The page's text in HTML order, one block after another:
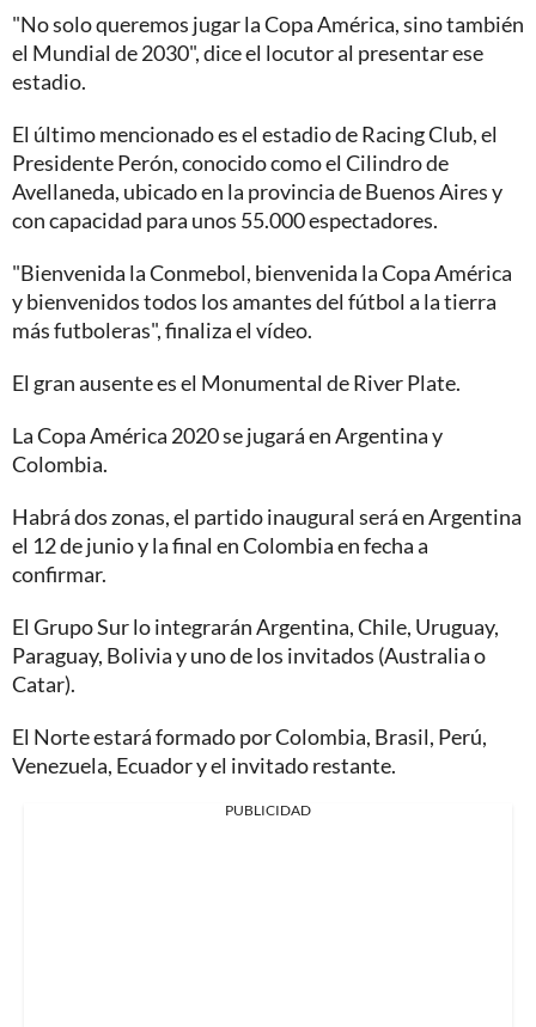
"No solo queremos jugar la Copa América, sino también
el Mundial de 2030", dice el locutor al presentar ese
estadio.
El último mencionado es el estadio de Racing Club, el
Presidente Perón, conocido como el Cilindro de
Avellaneda, ubicado en la provincia de Buenos Aires y
con capacidad para unos 55.000 espectadores.
"Bienvenida la Conmebol, bienvenida la Copa América
y bienvenidos todos los amantes del fútbol a la tierra
más futboleras", finaliza el vídeo.
El gran ausente es el Monumental de River Plate.
La Copa América 2020 se jugará en Argentina y
Colombia.
Habrá dos zonas, el partido inaugural será en Argentina
el 12 de junio y la final en Colombia en fecha a
confirmar.
El Grupo Sur lo integrarán Argentina, Chile, Uruguay,
Paraguay, Bolivia y uno de los invitados (Australia o
Catar).
El Norte estará formado por Colombia, Brasil, Perú,
Venezuela, Ecuador y el invitado restante.
PUBLICIDAD